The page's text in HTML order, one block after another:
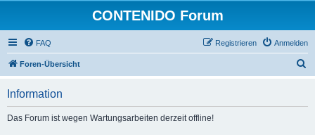
CONTENIDO Forum
FAQ Anmelden
Registrieren
Foren-Übersicht
Information
Das Forum ist wegen Wartungsarbeiten derzeit offline!